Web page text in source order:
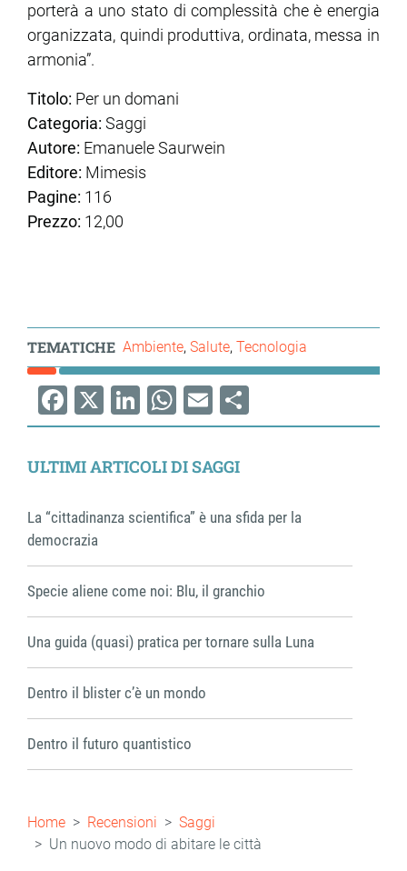
porterà a uno stato di complessità che è energia
organizzata, quindi produttiva, ordinata, messa in
armonia”.
Titolo: Per un domani
Categoria: Saggi
Autore: Emanuele Saurwein
Editore: Mimesis
Pagine: 116
Prezzo: 12,00
TEMATICHE Ambiente Salute Tecnologia
Facebook
X LinkedIn
WhatsApp
EmailShare
ULTIMI ARTICOLI DI SAGGI
La “cittadinanza scientifica” è una sfida per la
democrazia
Specie aliene come noi: Blu, il granchio
Una guida (quasi) pratica per tornare sulla Luna
Dentro il blister c’è un mondo
Dentro il futuro quantistico
Briciole
di
Home Recensioni
Saggi
Un nuovo modo di abitare le città